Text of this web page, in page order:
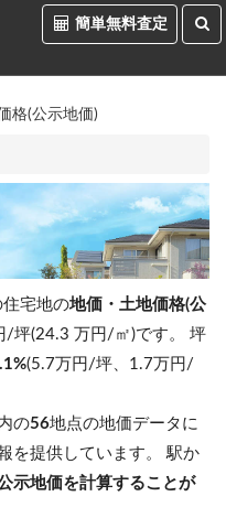
簡単無料査定
格(公示地価)
宅地の地価・土地価格(公
/坪(24.3 万円/㎡)です。 坪
(5.7万円/坪、1.7万円/
の56地点の地価データに
を提供しています。 駅か
示地価を計算することが